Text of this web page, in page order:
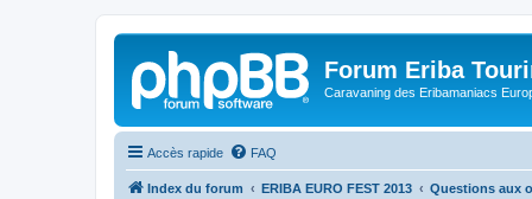
Forum Eriba
Caravaning des Eribamaniacs
Accès rapide FAQ
Index du forum ERIBA EURO FEST 2013 Questions aux